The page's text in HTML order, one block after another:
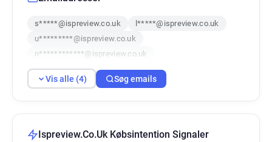
s*****@ispreview.co.uk
l*****@ispreview.co.uk
u*********@ispreview.co.uk
n************@ispreview.co.uk
Vis alle (4) Søg emails
Ispreview.Co.Uk Købsintention Signaler